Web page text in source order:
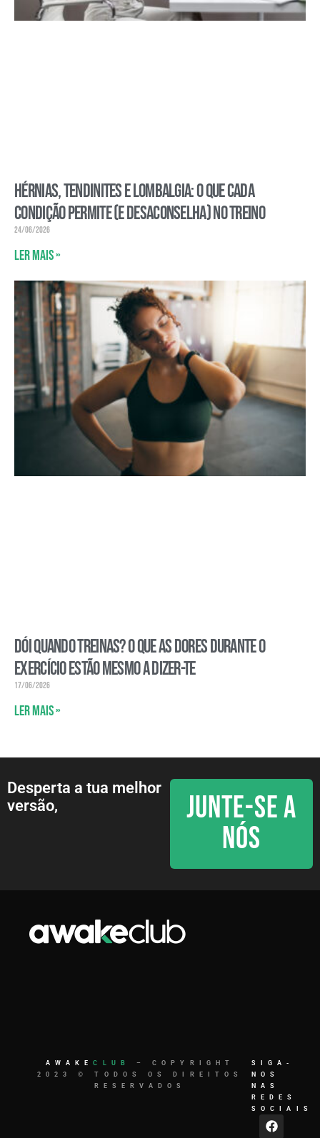
Hérnias, tendinites e lombalgia: o que cada
condição permite (e desaconselha) no treino
24/06/2026
Ler mais »
Dói quando treinas? O que as dores durante o
exercício estão mesmo a dizer-te
17/06/2026
Ler mais »
Desperta a tua melhor
versão,
JUNTE-SE A
NÓS
AWAKECLUB
– COPYRIGHT
2023 © TODOS OS DIREITOS
RESERVADOS
SIGA-
NOS
NAS
REDES
SOCIAIS